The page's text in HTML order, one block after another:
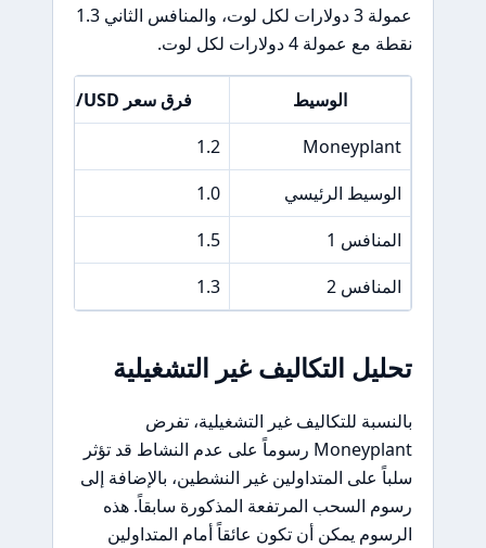
عمولة 3 دولارات لكل لوت، والمنافس الثاني 1.3
نقطة مع عمولة 4 دولارات لكل لوت.
الوسيط
فرق سعر EUR/USD
Moneyplant
1.2
الوسيط الرئيسي
1.0
المنافس 1
1.5
المنافس 2
1.3
تحليل التكاليف غير التشغيلية
بالنسبة للتكاليف غير التشغيلية، تفرض
Moneyplant رسوماً على عدم النشاط قد تؤثر
سلباً على المتداولين غير النشطين، بالإضافة إلى
رسوم السحب المرتفعة المذكورة سابقاً. هذه
الرسوم يمكن أن تكون عائقاً أمام المتداولين